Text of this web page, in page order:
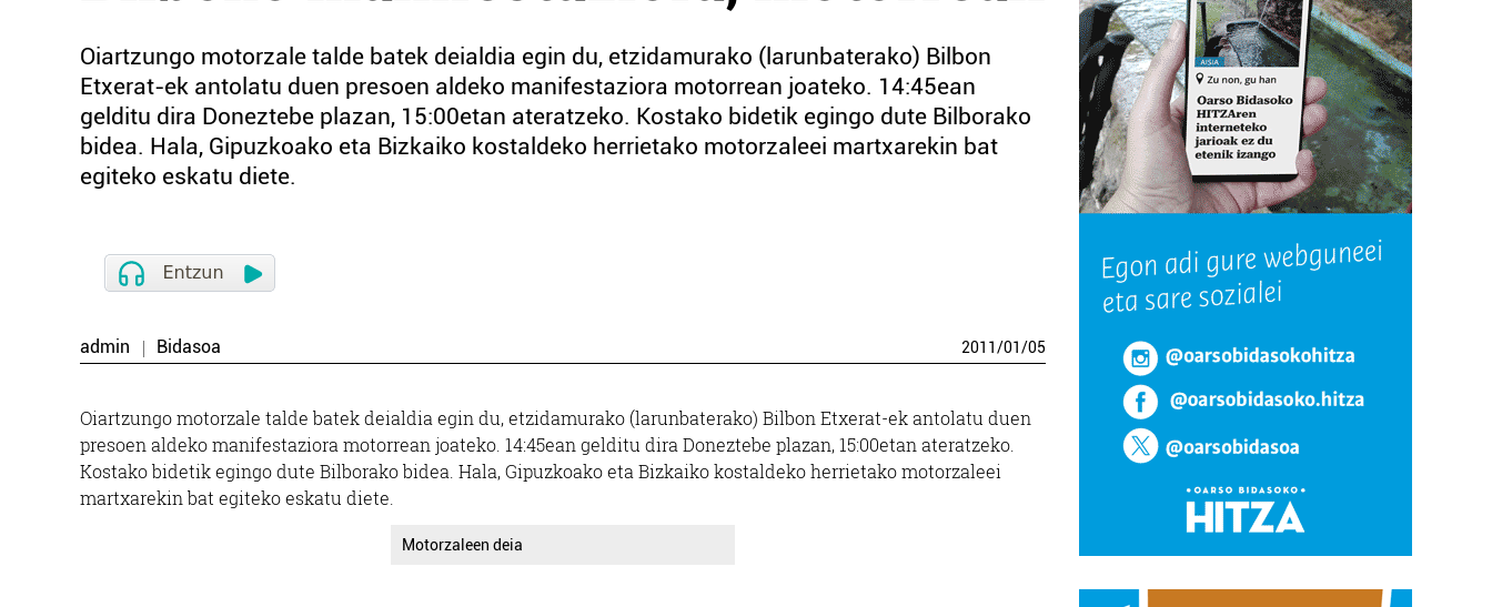
Oiartzungo motorzale talde batek deialdia egin du, etzidamurako (larunbaterako) Bilbon
Etxerat-ek antolatu duen presoen aldeko manifestaziora motorrean joateko. 14:45ean
gelditu dira Doneztebe plazan, 15:00etan ateratzeko. Kostako bidetik egingo dute Bilborako
bidea. Hala, Gipuzkoako eta Bizkaiko kostaldeko herrietako motorzaleei martxarekin bat
egiteko eskatu diete.
admin Bidasoa 2011/01/05
Oiartzungo motorzale talde batek deialdia egin du, etzidamurako (larunbaterako) Bilbon Etxerat-ek antolatu duen
presoen aldeko manifestaziora motorrean joateko. 14:45ean gelditu dira Doneztebe plazan, 15:00etan ateratzeko.
Kostako bidetik egingo dute Bilborako bidea. Hala, Gipuzkoako eta Bizkaiko kostaldeko herrietako motorzaleei
martxarekin bat egiteko eskatu diete.
Motorzaleen deia